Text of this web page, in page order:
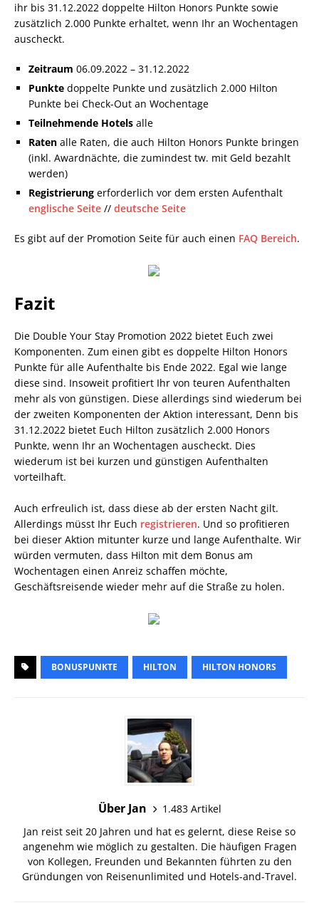
ihr bis 31.12.2022 doppelte Hilton Honors Punkte sowie
zusätzlich 2.000 Punkte erhaltet, wenn Ihr an Wochentagen
auscheckt.
Zeitraum 06.09.2022 – 31.12.2022
Punkte doppelte Punkte und zusätzlich 2.000 Hilton
Punkte bei Check-Out an Wochentage
Teilnehmende Hotels alle
Raten alle Raten, die auch Hilton Honors Punkte bringen
(inkl. Awardnächte, die zumindest tw. mit Geld bezahlt
werden)
Registrierung erforderlich vor dem ersten Aufenthalt
englische Seite // deutsche Seite
Es gibt auf der Promotion Seite für auch einen FAQ Bereich.
Fazit
Die Double Your Stay Promotion 2022 bietet Euch zwei
Komponenten. Zum einen gibt es doppelte Hilton Honors
Punkte für alle Aufenthalte bis Ende 2022. Egal wie lange
diese sind. Insoweit profitiert Ihr von teuren Aufenthalten
mehr als von günstigen. Diese allerdings sind wiederum bei
der zweiten Komponenten der Aktion interessant, Denn bis
31.12.2022 bietet Euch Hilton zusätzlich 2.000 Honors
Punkte, wenn Ihr an Wochentagen auscheckt. Dies
wiederum ist bei kurzen und günstigen Aufenthalten
vorteilhaft.
Auch erfreulich ist, dass diese ab der ersten Nacht gilt.
Allerdings müsst Ihr Euch registrieren. Und so profitieren
bei dieser Aktion mitunter kurze und lange Aufenthalte. Wir
würden vermuten, dass Hilton mit dem Bonus am
Wochentagen einen Anreiz schaffen möchte,
Geschäftsreisende wieder mehr auf die Straße zu holen.
BONUSPUNKTE HILTON HILTON HONORS
Über Jan
1.483 Artikel
Jan reist seit 20 Jahren und hat es gelernt, diese Reise so
angenehm wie möglich zu gestalten. Die häufigen Fragen
von Kollegen, Freunden und Bekannten führten zu den
Gründungen von Reisenunlimited und Hotels-and-Travel.